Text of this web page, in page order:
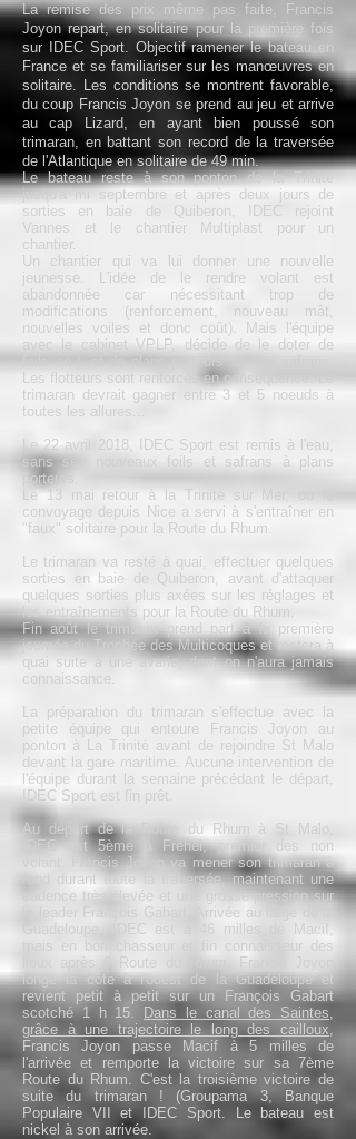
La remise des prix même pas faite, Francis
Joyon repart, en solitaire pour la première fois
sur IDEC Sport. Objectif ramener le bateau en
France et se familiariser sur les manœuvres en
solitaire. Les conditions se montrent favorable,
du coup Francis Joyon se prend au jeu et arrive
au cap Lizard, en ayant bien poussé son
trimaran, en battant son record de la traversée
de l'Atlantique en solitaire de 49 min.
Le bateau reste à son ponton de la Trinité
jusqu'à mi septembre et après deux jours de
sorties en baie de Quiberon, IDEC rejoint
Vannes et le chantier Multiplast pour un
chantier.
Un chantier qui va lui donner une nouvelle
jeunesse. L'idée de le rendre volant est
abandonnée car nécessitant trop de
modifications (renforcement, nouveau mât,
nouvelles voiles et donc coût). Mais l'équipe
avec le cabinet VPLP, décide de le doter de
foils en L et de plans porteurs sur les safrans.
Les flotteurs sont renforcés en conséquence. Le
trimaran devrait gagner entre 3 et 5 noeuds à
toutes les allures...
Le 22 avril 2018, IDEC Sport est remis à l'eau,
sans ses nouveaux foils et safrans à plans
porteurs.
Le 13 mai retour à la Trinité sur Mer, ou le
convoyage depuis Nice a servi à s'entraîner en
"faux" solitaire pour la Route du Rhum.
Le trimaran va resté à quai, effectuer quelques
sorties en baie de Quiberon, avant d'attaquer
quelques sorties plus axées sur les réglages et
les entraînements pour la Route du Rhum.
Fin août le trimaran prend part à la première
journée du Trophée des Multicoques et restera à
quai suite à une avarie, dont on n'aura jamais
connaissance.
La préparation du trimaran s'effectue avec la
petite équipe qui entoure Francis Joyon au
ponton à La Trinité avant de rejoindre St Malo
devant la gare maritime. Aucune intervention de
l'équipe durant la semaine précédant le départ,
IDEC Sport est fin prêt.
Au départ de la Route du Rhum à St Malo,
IDEC est 5ème à Fréhel, premier des non
volant. Francis Joyon va mener son trimaran à
fond durant toute la traversée, maintenant une
cadence très élevée et une grosse pression sur
le leader François Gabart. Arrivée au large de la
Guadeloupe, IDEC est à 46 milles de Macif,
mais en bon chasseur et fin connaisseur des
lieux après 6 Route du Rhum, Francis Joyon
longe la côte à l'ouest de la Guadeloupe et
revient petit à petit sur un François Gabart
scotché 1 h 15.
Dans le canal des Saintes,
grâce à une trajectoire le long des cailloux,
Francis Joyon passe Macif à 5 milles de
l'arrivée et remporte la victoire sur sa 7ème
Route du Rhum. C'est la troisième victoire de
suite du trimaran ! (Groupama 3, Banque
Populaire VII et IDEC Sport. Le bateau est
nickel à son arrivée.